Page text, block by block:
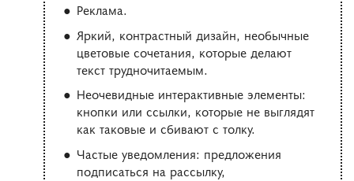
Реклама.
Яркий, контрастный дизайн, необычные
цветовые сочетания, которые делают
текст трудночитаемым.
Неочевидные интерактивные элементы:
кнопки или ссылки, которые не выглядят
как таковые и сбивают с толку.
Частые уведомления: предложения
подписаться на рассылку,